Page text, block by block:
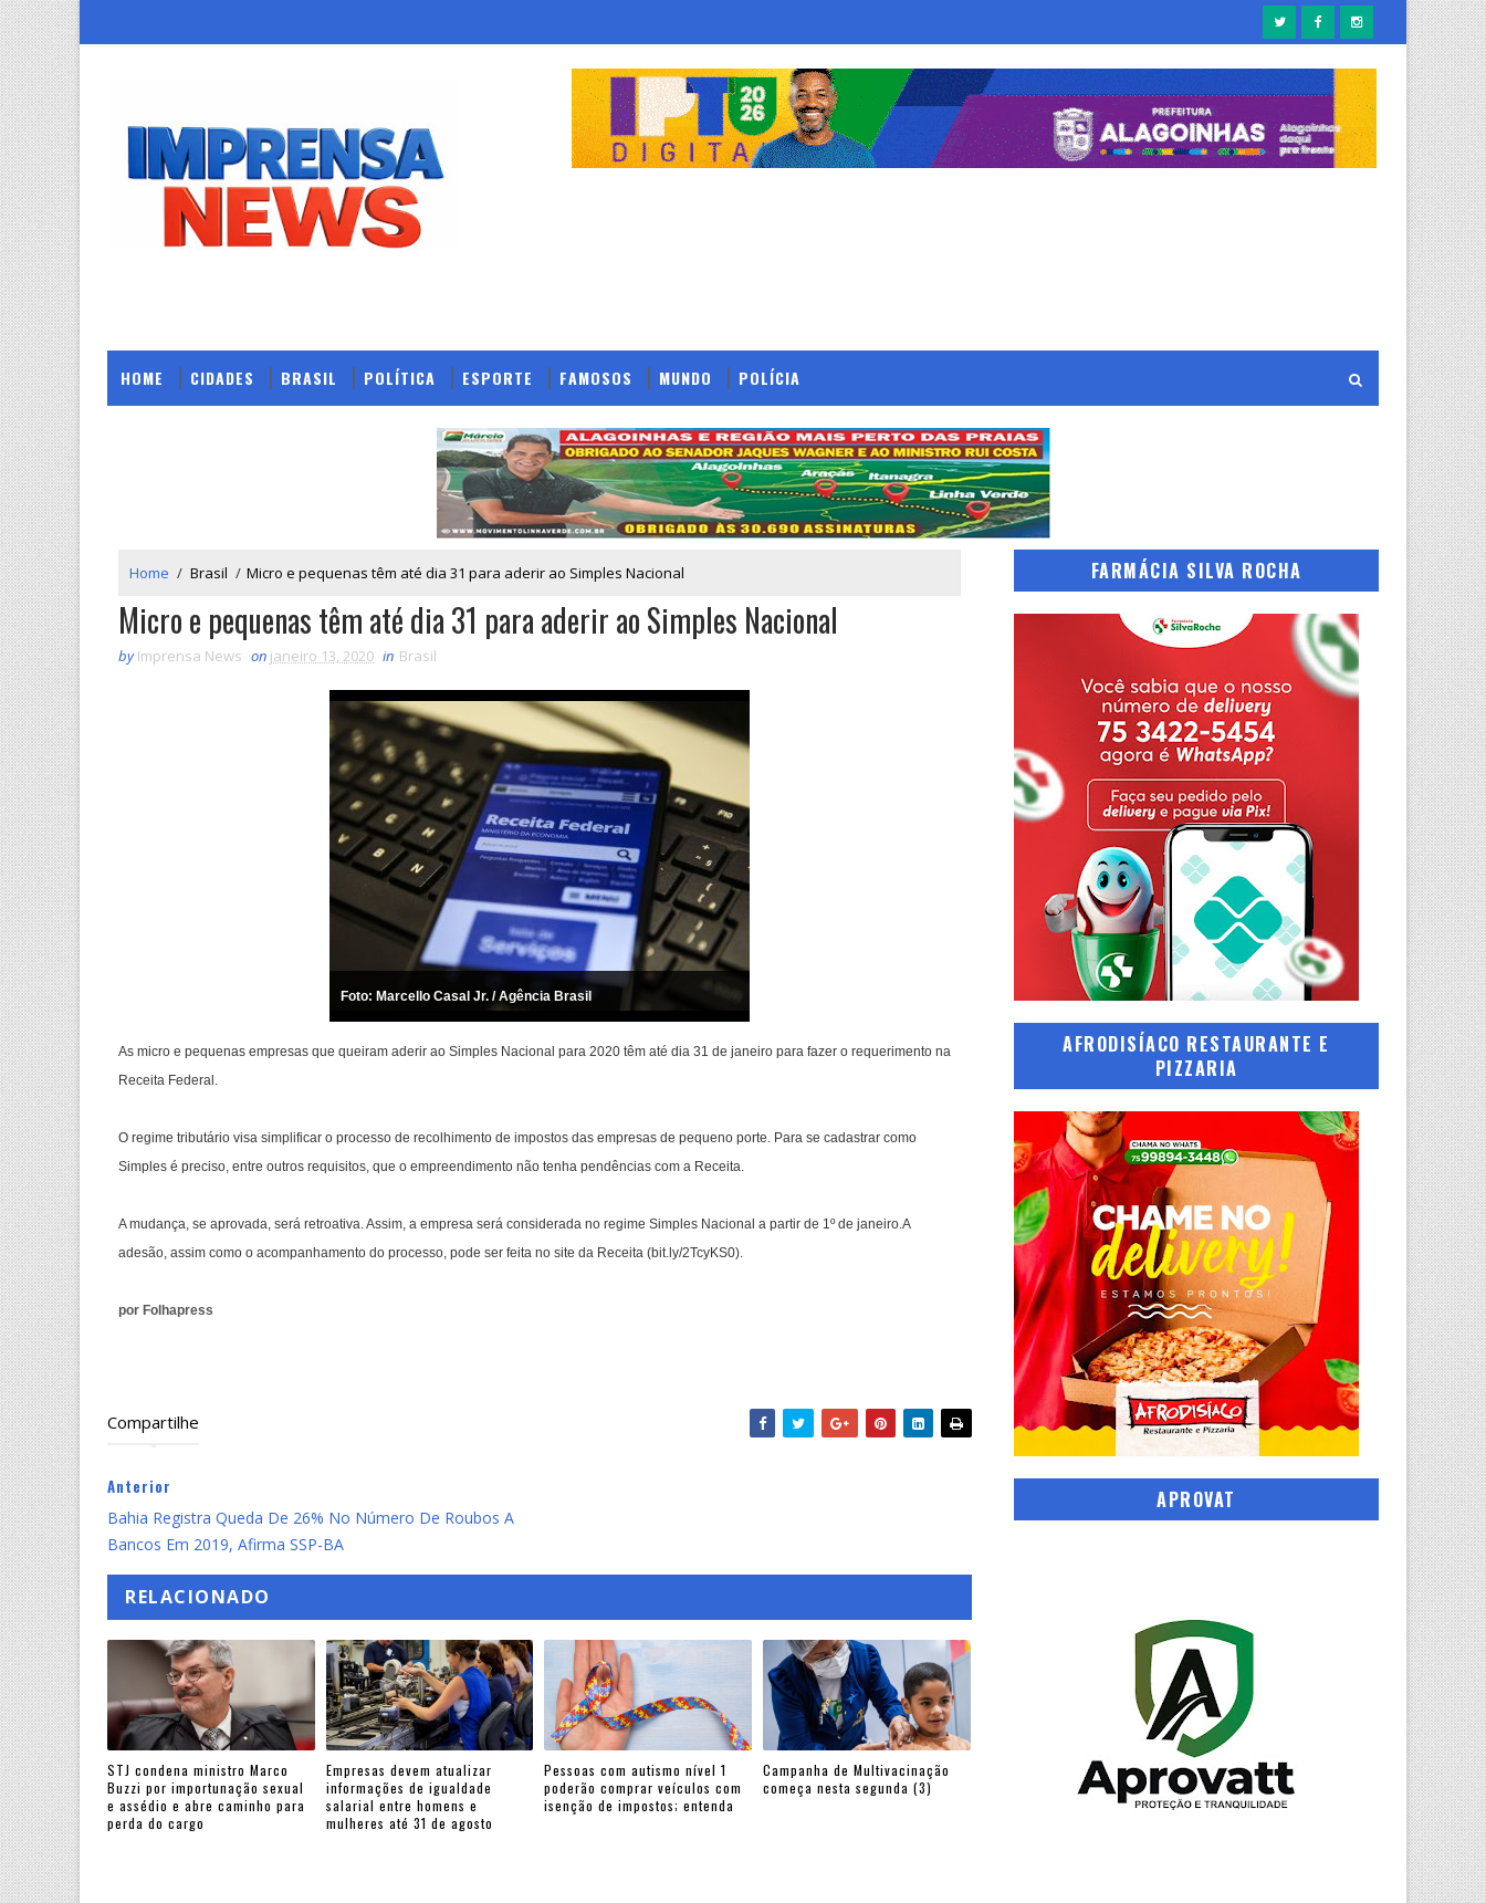
HOME CIDADES BRASIL POLÍTICA ESPORTE FAMOSOS MUNDO POLÍCIA
Home / Brasil / Micro e pequenas têm até dia 31 para aderir ao Simples Nacional
Micro e pequenas têm até dia 31 para aderir ao Simples Nacional
by Imprensa News on janeiro 13, 2020 in Brasil
Foto: Marcello Casal Jr. / Agência Brasil
As micro e pequenas empresas que queiram aderir ao Simples Nacional para 2020 têm até dia 31 de janeiro para fazer o requerimento na
Receita Federal.
O regime tributário visa simplificar o processo de recolhimento de impostos das empresas de pequeno porte. Para se cadastrar como
Simples é preciso, entre outros requisitos, que o empreendimento não tenha pendências com a Receita.
A mudança, se aprovada, será retroativa. Assim, a empresa será considerada no regime Simples Nacional a partir de 1º de janeiro.A
adesão, assim como o acompanhamento do processo, pode ser feita no site da Receita (bit.ly/2TcyKS0).
por Folhapress
Compartilhe
Anterior
Bahia Registra Queda De 26% No Número De Roubos A
Bancos Em 2019, Afirma SSP-BA
RELACIONADO
STJ condena ministro Marco
Buzzi por importunação sexual
e assédio e abre caminho para
perda do cargo
Empresas devem atualizar
informações de igualdade
salarial entre homens e
mulheres até 31 de agosto
Pessoas com autismo nível 1
poderão comprar veículos com
isenção de impostos; entenda
Campanha de Multivacinação
começa nesta segunda (3)
FARMÁCIA SILVA ROCHA
AFRODISÍACO RESTAURANTE E
PIZZARIA
APROVAT